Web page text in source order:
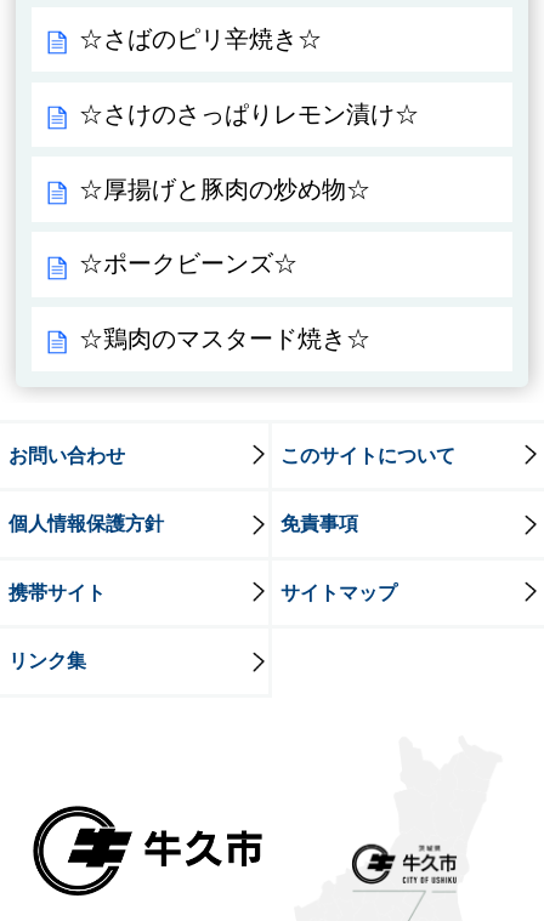
☆さばのピリ辛焼き☆
☆さけのさっぱりレモン漬け☆
☆厚揚げと豚肉の炒め物☆
☆ポークビーンズ☆
☆鶏肉のマスタード焼き☆
お問い合わせ このサイトについて
個人情報保護方針 免責事項
携帯サイト サイトマップ
リンク集